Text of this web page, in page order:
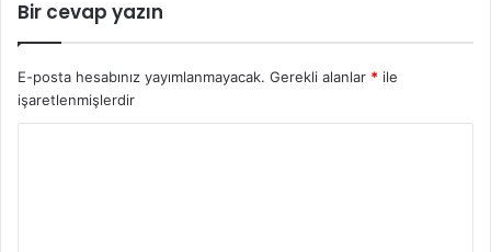
Bir cevap yazın
E-posta hesabınız yayımlanmayacak. Gerekli alanlar * ile
işaretlenmişlerdir